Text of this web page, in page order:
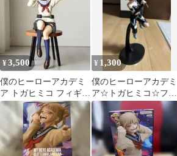
¥3,500
僕のヒーローアカデミ
ア トガヒミコ フィギュ
ア ヒロアカ
¥ 1,300
僕のヒーローアカデミ
ア☆トガヒミコ☆フィ
ギュア